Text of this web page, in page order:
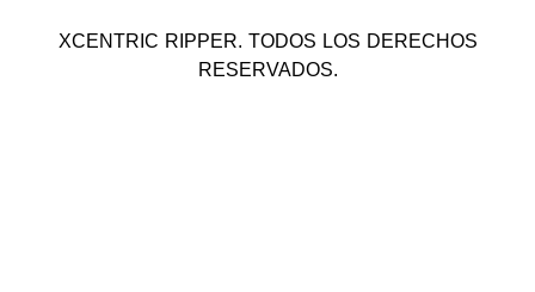
XCENTRIC RIPPER. TODOS LOS DERECHOS
RESERVADOS.